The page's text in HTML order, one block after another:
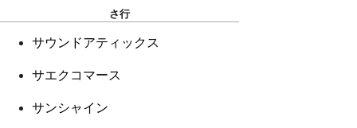
さ行
サウンドアティックス
サエクコマース
サンシャイン